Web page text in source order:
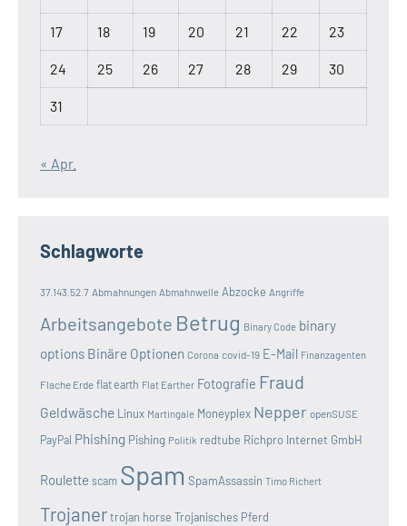
17 18 19 20 21 22 23
24 25 26 27 28 29 30
31
« Apr.
Schlagworte
37.143.52.7 Abmahnungen Abmahnwelle Abzocke Angriffe
Arbeitsangebote Betrug Binary Code binary
options Binäre Optionen Corona covid-19 E-Mail Finanzagenten
Flache Erde flat earth Flat Earther Fotografie Fraud
Geldwäsche Linux Martingale Moneyplex Nepper openSUSE
PayPal Phishing Pishing Politik redtube Richpro Internet GmbH
Roulette scam Spam SpamAssassin Timo Richert
Trojanertrojan horse Trojanisches Pferd